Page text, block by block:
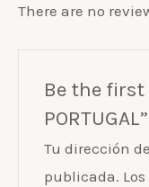
There are no
Be the first
PORTUGAL”
Tu dirección
publicada.